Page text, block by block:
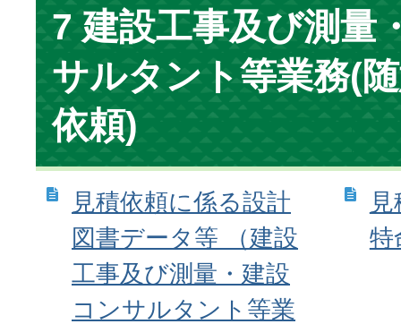
置7 建設工事及び測量
サルタント等業務(
依頼)
見積依頼に係る設計
図書データ等 （建設
工事及び測量・建設
コンサルタント等業
特